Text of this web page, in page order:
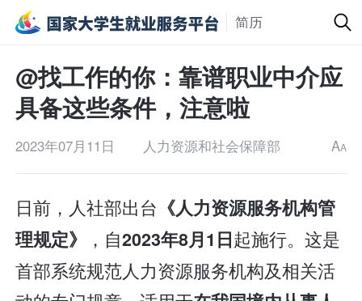
简历
@找工作的你：靠谱职业中介应
具备这些条件，注意啦
2023年07月11日 人力资源和社会保障部 AA
日前，人社部出台 《人力资源服务机构管
理规定》
，自2023年8月1日起施行。这是
首部系统规范人力资源服务机构及相关活